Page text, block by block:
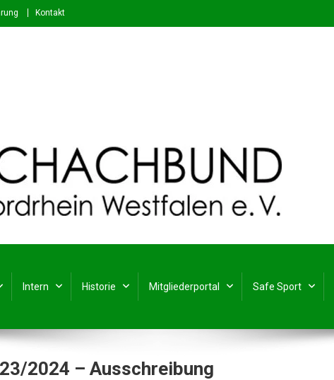
Kontakt
Intern Historie Mitgliederportal Safe Sport
2024 – Ausschreibung